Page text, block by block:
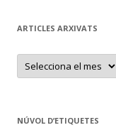
ARTICLES ARXIVATS
A
T
E
NÚVOL D’ETIQUETES